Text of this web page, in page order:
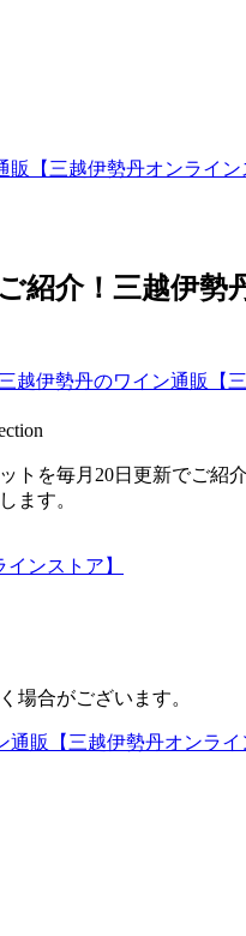
【三越伊勢丹オンライン
紹介！三越伊
トを毎月20日更新でご紹介
ます。
ンストア】
場合がございます。